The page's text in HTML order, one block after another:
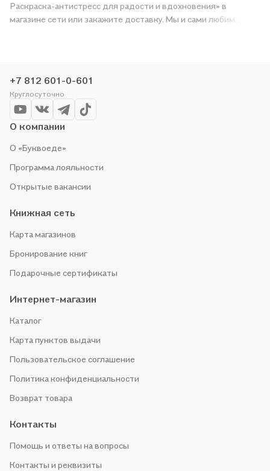
Раскраска-антистресс для радости и вдохновения» в
магазине сети или закажите доставку. Мы и сами любим
+7 812 601-0-601
Круглосуточно
О компании
О «Буквоеде»
Программа лояльности
Открытые вакансии
Книжная сеть
Карта магазинов
Бронирование книг
Подарочные сертификаты
Интернет-магазин
Каталог
Карта пунктов выдачи
Пользовательское соглашение
Политика конфиденциальности
Возврат товара
Контакты
Помощь и ответы на вопросы
Контакты и реквизиты